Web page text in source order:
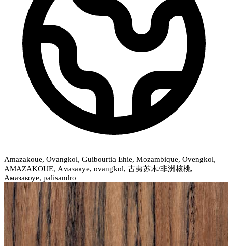
Amazakoue, Ovangkol, Guibourtia Ehie, Mozambique, Ovengkol,
AMAZAKOUE, Амазакуе, ovangkol, 古夷苏木/非洲核桃,
Амазакоуе, palisandro